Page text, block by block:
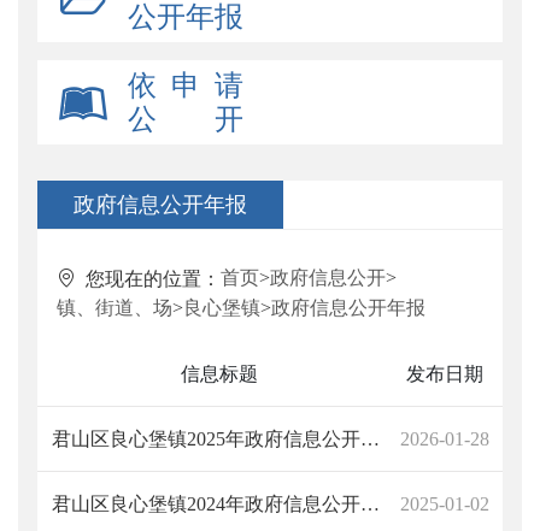
公开年报
依 申 请
公 开
政府信息公开年报
您现在的位置： 首页>政府信息公开>
镇、街道、场>良心堡镇>政府信息公开年报
信息标题 发布日期
君山区良心堡镇2025年政府信息公开工作年度报告 2026-01-28
君山区良心堡镇2024年政府信息公开工作年度报告 2025-01-02